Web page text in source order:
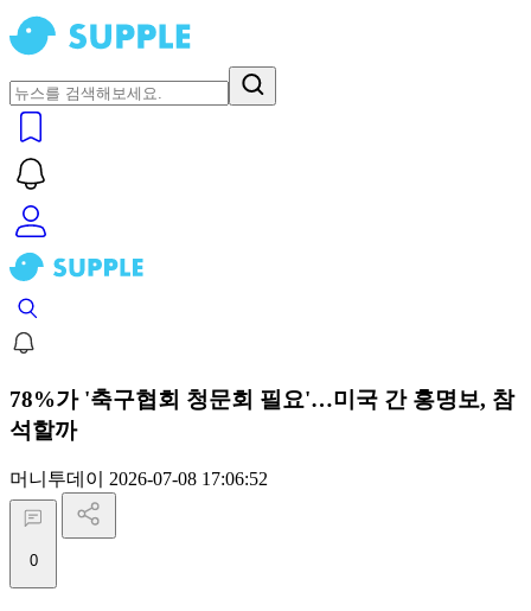
78%가 '축구협회 청문회 필요'…미국 간 홍명보, 참
석할까
머니투데이 2026-07-08 17:06:52
0